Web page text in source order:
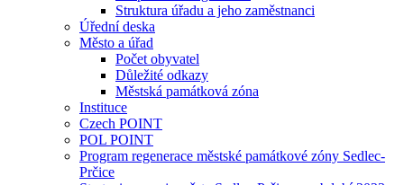
Struktura úřadu a jeho zaměstnanci
Úřední deska
Město a úřad
Počet obyvatel
Důležité odkazy
Městská památková zóna
Instituce
Czech POINT
POL POINT
Program regenerace městské památkové zóny Sedlec-
Prčice